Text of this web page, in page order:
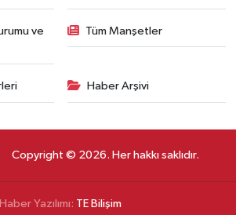
ve
Tüm Manşetler
Haber Arşivi
Copyright © 2026. Her hakkı saklıdır.
Haber Yazılımı: TE Bilişim